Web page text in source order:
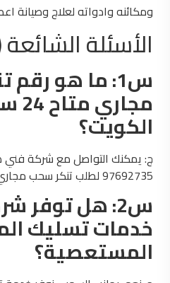
ومكائنه وادواته لعلاج وصيانة
الأسئلة الشائعة (FAQ)
س1: ما هو رقم
مجاري
الكويت؟
ج: يمكنك التواصل مع شركة فني
97692735 لطلب تنكر سحب مجاري في أي وقت طوال اليوم.
س2: هل توفر
خدمات تسليك
المستعصية؟